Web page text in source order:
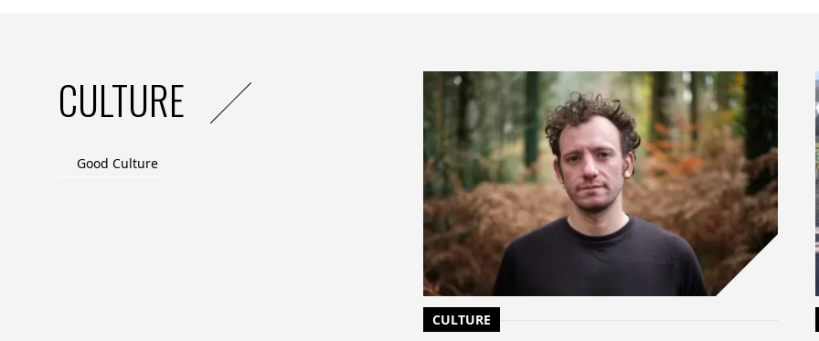
CULTURE
Good Culture
CULTURE